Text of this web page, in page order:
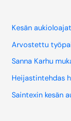
Kesän aukioloajat
Arvostettu
Sanna Karhu
Heijastintehdas
Saintexin kesän